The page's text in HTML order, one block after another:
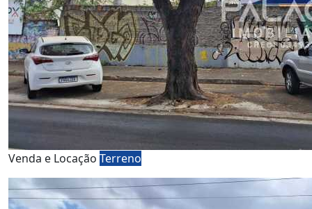
Venda e Locação Terreno